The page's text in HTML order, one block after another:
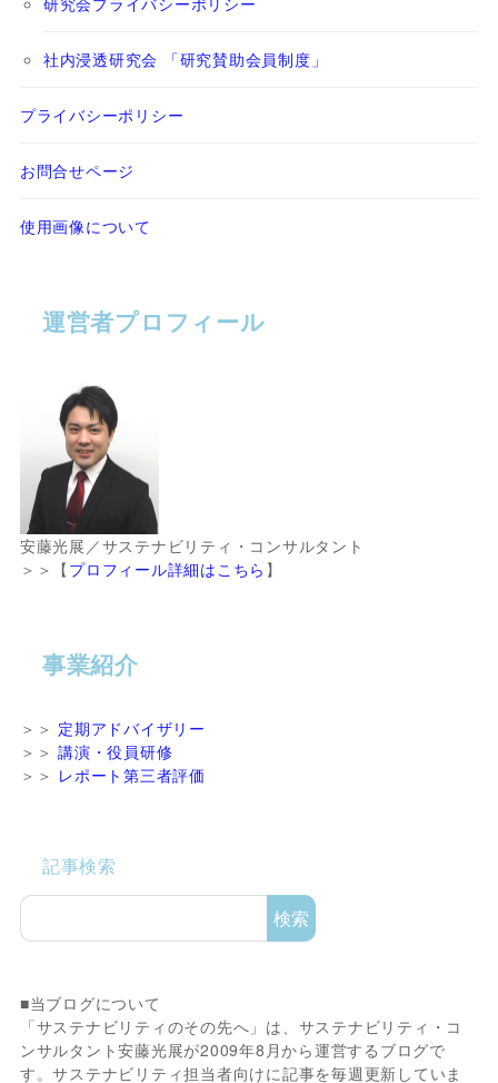
社内浸透研究会 「研究賛助会員制度」
プライバシーポリシー
お問合せページ
使用画像について
運営者プロフィール
安藤光展／サステナビリティ・コンサルタント
＞＞【 プロフィール詳細はこちら 】
事業紹介
＞＞ 定期アドバイザリー
＞＞講演・役員研修
＞＞ レポート第三者評価
記事検索
検索
■当ブログについて
「サステナビリティのその先へ」は、サステナビリティ・コ
ンサルタント安藤光展が2009年8月から運営するブログで
す。サステナビリティ担当者向けに記事を毎週更新していま